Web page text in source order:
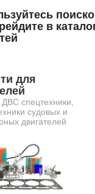
в
для
спецтехники,
судовых и
двигателей